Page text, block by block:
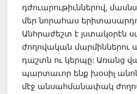
դժուարութիւններով,
մեր նորահաս
Անհրաժեշտ է յստակօրէն
ժողովական
դաշտն ու կերպը: Առանց
պարտաւոր ենք խօսիլ
մէջ անսահմանափակ